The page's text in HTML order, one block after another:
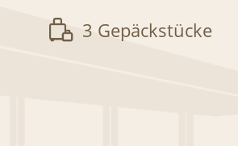
3 Gepäckstücke